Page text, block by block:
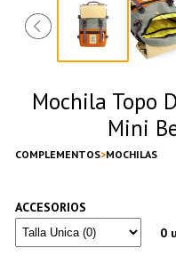
Mochila Topo
Mini
COMPLEMENTOS MOCHILAS
ACCESORIOS
0